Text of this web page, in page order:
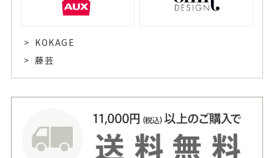
KOKAGE
藤芸